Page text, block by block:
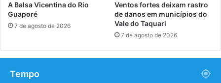
A Balsa Vicentina do Rio
Guaporé
7 de agosto de 2026
Ventos fortes deixam rastro
de danos em municípios do
Vale do Taquari
7 de agosto de 2026
Tempo